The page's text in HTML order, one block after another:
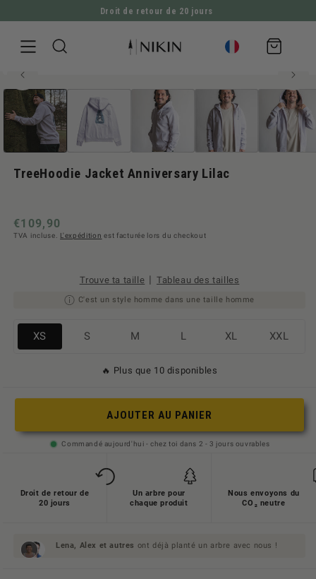
ALLER DIRECTEMENT AU CONTENU
Droit de retour de 20 jours
Panier
d'achat
ALLER À L'INFORMATION SUR LE PRODUIT
Homme style
Ouvrir
le
1
en
modal
TreeHoodie Jacket Anniversary Lilac
Prix
normal
€109,90
TVA incluse. L'expédition est facturée lors du checkout
Trouve ta taille Tableau des tailles
C'est un style homme dans une taille homme
XS
Variante
S
Variante
verfügbar
M
Variante
oder
verfügbar
L
Variante
oder
verfügbar
XL
Variante
oder
verfügbar
XXL
Variante
🔥 Plus que 10 disponibles
AJOUTER AU PANIER
Commandé aujourd'hui - chez toi dans 2 - 3 jours ouvrables
Droit de retour de
20 jours
Un arbre pour
chaque produit
Nous envoyons du
CO₂ neutre
Lena, Alex etautres ont déjà planté un arbre avec nous !